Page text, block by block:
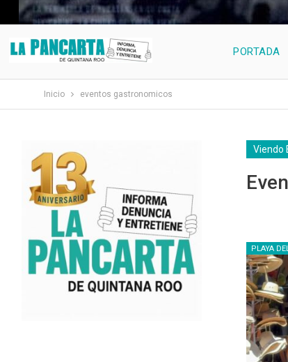
PORTADA
Inicio eventos gastronomicos
Viendo
PLAYA